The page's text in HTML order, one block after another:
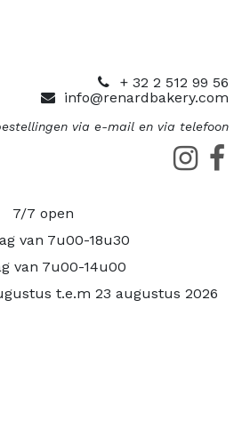
+ 32 2 512 99 56
info@renardbakery.com
via e-mail en via telefoon
7/7 open
van 7u00-18u30
van 7u00-14u00
t.e.m 23 augustus 2026